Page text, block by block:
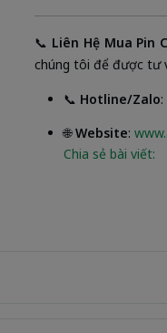
📞 Liên Hệ Mua Pin
chúng tôi để được tư
📞 Hotline/Zalo
🌐Website:
Chia sẻ bài viết: